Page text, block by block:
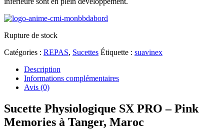
Rupture de stock
Catégories : REPAS, Sucettes Étiquette : suavinex
Description
Informations complémentaires
Avis (0)
Sucette Physiologique SX PRO – Pink
Memories à Tanger, Maroc